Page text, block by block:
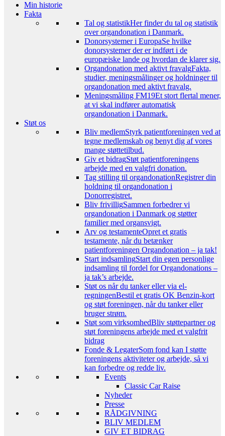
Min historie
Fakta
Tal og statistikHer finder du tal og statistik
over organdonation i Danmark.
Donorsystemer i EuropaSe hvilke
donorsystemer der er indført i de
europæiske lande og hvordan de klarer sig.
Organdonation med aktivt fravalgFakta,
studier, meningsmålinger og holdninger til
organdonation med aktivt fravalg.
Meningsmåling FM19Et stort flertal mener,
at vi skal indfører automatisk
organdonation i Danmark.
Støt os
Bliv medlemStyrk patientforeningen ved at
tegne medlemskab og benyt dig af vores
mange støttetilbud.
Giv et bidragStøt patientforeningens
arbejde med en valgfri donation.
Tag stilling til organdonationRegistrer din
holdning til organdonation i
Donorregistret.
Bliv frivilligSammen forbedrer vi
organdonation i Danmark og støtter
familier med organsvigt.
Arv og testamenteOpret et gratis
testamente, når du betænker
patientforeningen Organdonation – ja tak!
Start indsamlingStart din egen personlige
indsamling til fordel for Organdonations –
ja tak’s arbejde.
Støt os når du tanker eller via el-
regningenBestil et gratis OK Benzin-kort
og støt foreningen, når du tanker eller
bruger strøm.
Støt som virksomhedBliv støttepartner og
støt foreningens arbejde med et valgfrit
bidrag
Fonde & LegaterSom fond kan I støtte
foreningens aktiviteter og arbejde, så vi
kan forbedre og redde liv.
Events
Classic Car Raise
Nyheder
Presse
RÅDGIVNING
BLIV MEDLEM
GIV ET BIDRAG